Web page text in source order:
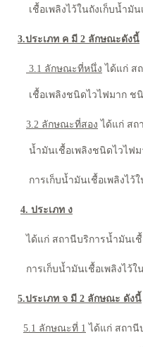
เชื้อเพลิงไว้ในถังเก็บน้ำมั
3.ประเภท ค มี 2 ลักษณะดังนี้
3.1 ลักษณะที่หนึ่ง ได้แก่ ส
เชื้อเพลิงชนิดไวไฟมาก ชนิ
3.2 ลักษณะที่สอง ได้แก่ สถ
น้ำมันเชื้อเพลิงชนิดไวไฟม
การเก็บน้ำมันเชื้อเพลิงไว้
4. ประเภท ง
ได้แก่ สถานีบริการน้ำมันเชื้
การเก็บน้ำมันเชื้อเพลิงไว้ใ
5.ประเภท จ มี 2 ลักษณะ ดังนี้
5.1 ลักษณะที่ 1 ได้แก่ สถานี